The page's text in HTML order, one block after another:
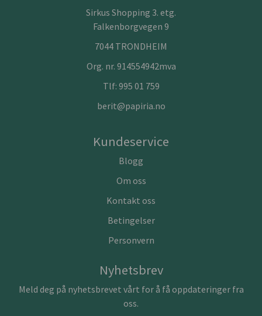
Sirkus Shopping 3. etg.
Falkenborgvegen 9
7044 TRONDHEIM
Org. nr. 914554942mva
Tlf: 995 01 759
berit@papiria.no
Kundeservice
Blogg
Om oss
Kontakt oss
Betingelser
Personvern
Nyhetsbrev
Meld deg på nyhetsbrevet vårt for å få oppdateringer fra
oss.